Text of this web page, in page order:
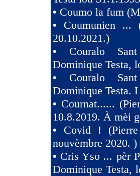
• Coumo la fum
• Coumunien ...
20.10.2021.)
• Couralo
Dominique Testa,
• Couralo
Dominique Testa.
• Cournat......
10.8.2019. À mèi
• Covid !
nouvèmbre 2020. )
• Cris Yso ... pèr
Dominique Testa,